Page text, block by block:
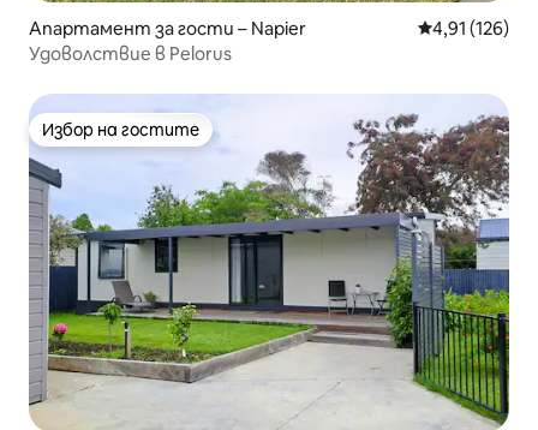
Апартамент за гости – Napier Средна
4,91 (126)
Удоволствие в Pelorus
Избор на гостите
Избор на гостите